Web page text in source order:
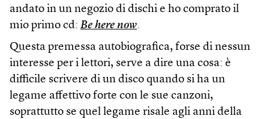
andato in un negozio di dischi e ho comprato il
mio primo cd: Be here now.
Questa premessa autobiografica, forse di nessun
interesse per i lettori, serve a dire una cosa: è
difficile scrivere di un disco quando si ha un
legame affettivo forte con le sue canzoni,
soprattutto se quel legame risale agli anni della